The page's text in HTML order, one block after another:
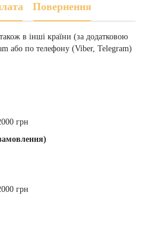
Повернення
в інші країни (за додатковою
або по телефону (Viber, Telegram)
грн
грн